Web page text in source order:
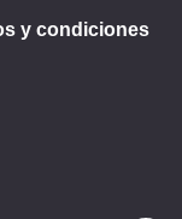
y condiciones